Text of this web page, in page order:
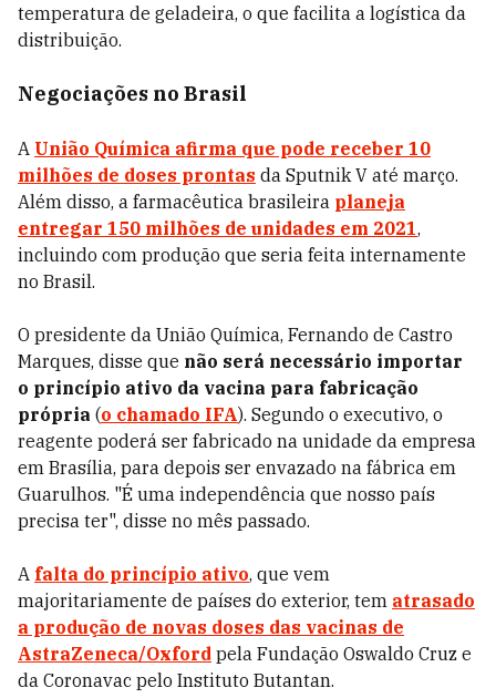
temperatura de geladeira, o que facilita a logística da
distribuição.
Negociações no Brasil
A União Química afirma que pode receber 10
milhões de doses prontas da Sputnik V até março.
Além disso, a farmacêutica brasileira planeja
entregar 150 milhões de unidades em 2021,
incluindo com produção que seria feita internamente
no Brasil.
O presidente da União Química, Fernando de Castro
Marques, disse que não será necessário importar
o princípio ativo da vacina para fabricação
própria (o chamado IFA). Segundo o executivo, o
reagente poderá ser fabricado na unidade da empresa
em Brasília, para depois ser envazado na fábrica em
Guarulhos. "É uma independência que nosso país
precisa ter", disse no mês passado.
A falta do princípio ativo, que vem
majoritariamente de países do exterior, tem atrasado
a produção de novas doses das vacinas de
AstraZeneca/Oxford pela Fundação Oswaldo Cruz e
da Coronavac pelo Instituto Butantan.